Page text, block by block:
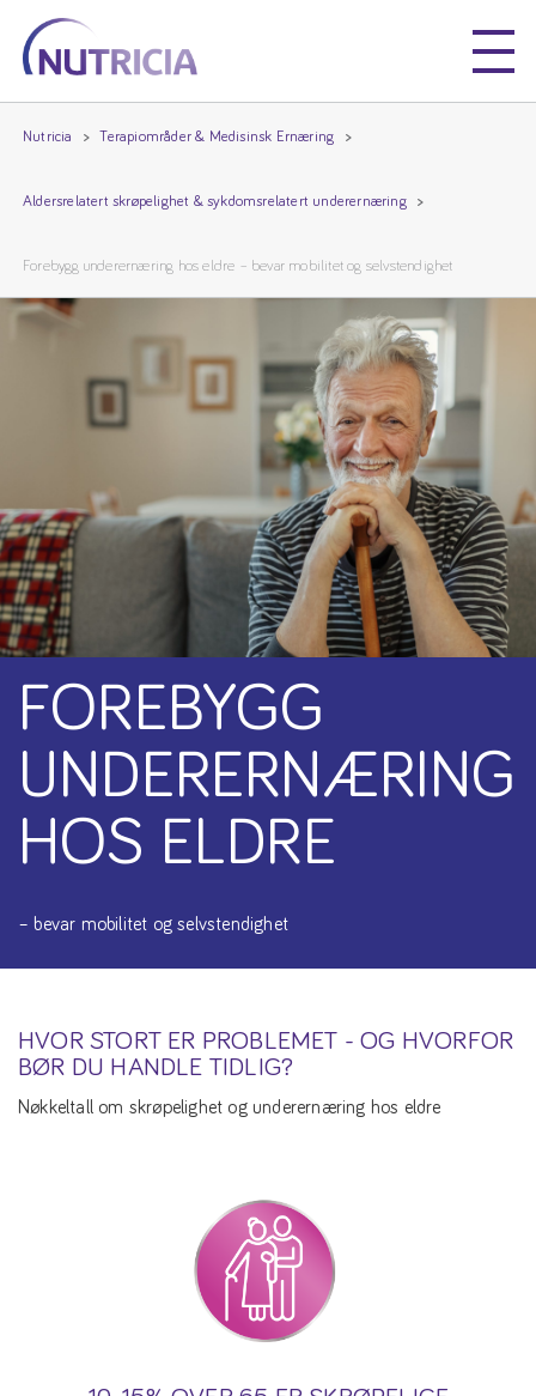
Nutricia
Nutricia
Nutricia Terapiområder & Medisinsk Ernæring
Aldersrelatert skrøpelighet & sykdomsrelatert underernæring
Forebygg underernæring hos eldre – bevar mobilitet og selvstendighet
FOREBYGG
UNDERERNÆRING
HOS ELDRE
– bevar mobilitet og selvstendighet
HVOR STORT ER PROBLEMET - OG HVORFOR
BØR DU HANDLE TIDLIG?
Nøkkeltall om skrøpelighet og underernæring hos eldre